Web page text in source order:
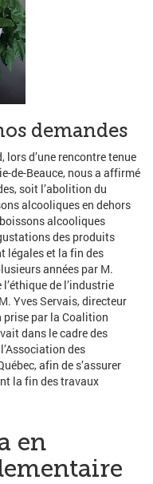
demandes
lors d’une rencontre tenue
de-Beauce, nous a affirmé
soit l’abolition du
alcooliques en dehors
alcooliques
des produits
légales et la fin des
années par M.
de l’industrie
Yves Servais, directeur
prise par la Coalition
dans le cadre des
des
afin de s’assurer
la fin des travaux
en